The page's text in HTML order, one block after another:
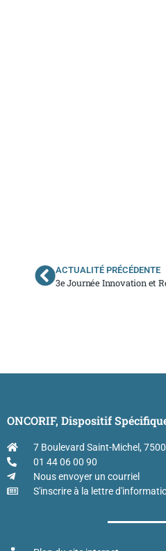
ACTUALITÉ PRÉCÉDENTE
3e Journée Innovation et
ONCORIF, Dispositif
7 Boulevard Saint-Michel,
01 44 06 00 90
Nous envoyer un courriel
S'inscrire à la lettre